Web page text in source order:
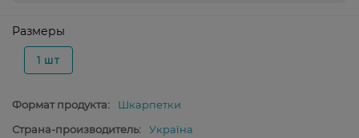
Размеры
1 шт
Формат продукта:
Шкарпетки
Страна-производитель:
Україна